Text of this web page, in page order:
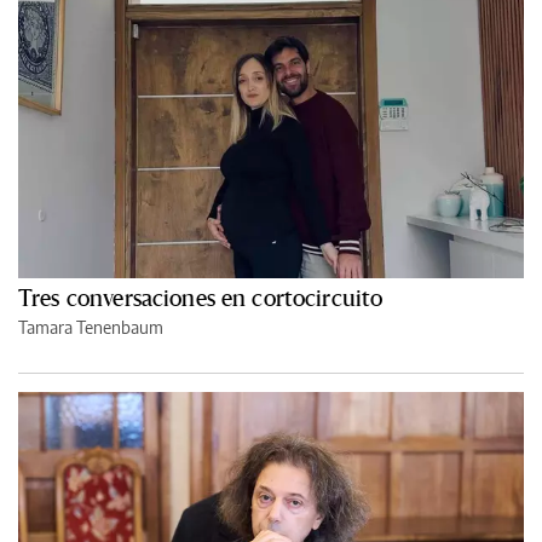
Tres conversaciones en cortocircuito
Tamara Tenenbaum